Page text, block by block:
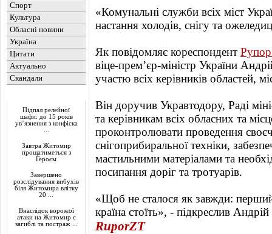
Спорт
Культура
Обласні новини
Україна
Цитати
Актуально
Скандали
Підпал релейної
шафи: до 15 років
ув’язнення з конфіска
Завтра Житомир
прощатиметься з
Героєм
Завершено
розслідування вибухів
біля Житомира влітку
20 ...
Внаслідок ворожої
атаки на Житомир є
загиблі та постраж ...
«Комунальні служби всіх міст
настання холодів, снігу та
Як повідомляє кореспондент
віце-прем’єр-міністр України
участю всіх керівників областей,
Він доручив Укравтодору, Раді
та керівникам всіх обласних та
проконтролювати проведення
снігоприбиральної техніки,
мастильними матеріалами та
посипання доріг та тротуарів.
«Щоб не сталося як завжди:
країна стоїть», - підкреслив
RuporZT